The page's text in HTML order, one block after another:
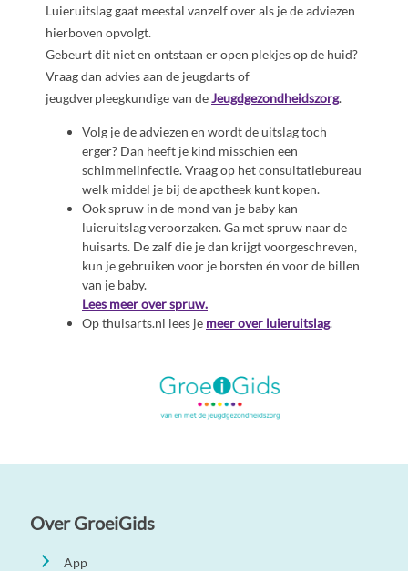
Luieruitslag gaat meestal vanzelf over als je de adviezen
hierboven opvolgt.
Gebeurt dit niet en ontstaan er open plekjes op de huid?
Vraag dan advies aan de jeugdarts of
jeugdverpleegkundige van deJeugdgezondheidszorg.
Volg je de adviezen en wordt de uitslag toch
erger? Dan heeft je kind misschien een
schimmelinfectie. Vraag op het consultatiebureau
welk middel je bij de apotheek kunt kopen.
Ook spruw in de mond van je baby kan
luieruitslag veroorzaken. Ga met spruw naar de
huisarts. De zalf die je dan krijgt voorgeschreven,
kun je gebruiken voor je borsten én voor de billen
van je baby.
Lees meer over spruw.
Op thuisarts.nl lees je meer over luieruitslag.
Over GroeiGids
App